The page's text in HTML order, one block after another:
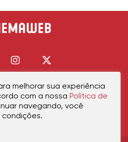
Política de CookiesContatoSobre Nós
melhorar sua experiência
com a nossa Política de
navegando, você